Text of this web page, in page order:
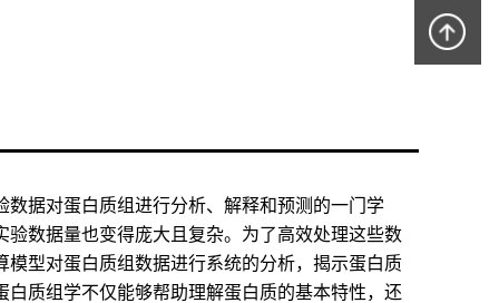
据对蛋白质组进行分析、解释和预测的一门学
数据量也变得庞大且复杂。为了高效处理这些数
型对蛋白质组数据进行系统的分析，揭示蛋白质
质组学不仅能够帮助理解蛋白质的基本特性，还